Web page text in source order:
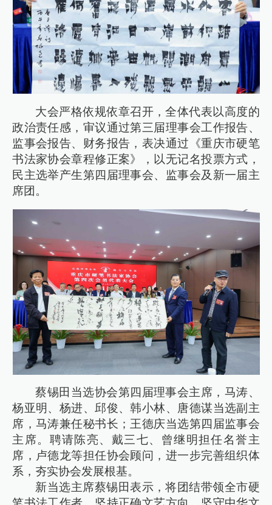
大会严格依规依章召开，全体代表以高度的
政治责任感，审议通过第三届理事会工作报告、
监事会报告、财务报告，表决通过《重庆市硬笔
书法家协会章程修正案》，以无记名投票方式，
民主选举产生第四届理事会、监事会及新一届主
席团。
蔡锡田当选协会第四届理事会主席，马涛、
杨亚明、杨进、邱俊、韩小林、唐德谋当选副主
席，马涛兼任秘书长；王德庆当选第四届监事会
主席。聘请陈亮、戴三七、曾继明担任名誉主
席，卢德龙等担任协会顾问，进一步完善组织体
系，夯实协会发展根基。
新当选主席蔡锡田表示，将团结带领全市硬